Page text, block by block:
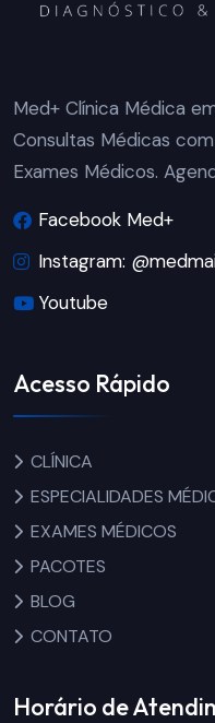
Med+ Clínica Médica
Consultas Médicas
Exames Médicos.
Facebook Med+
Instagram:
Youtube
Acesso Rápido
CLÍNICA
ESPECIALIDADES
EXAMES MÉDICOS
PACOTES
BLOG
CONTATO
Horário de